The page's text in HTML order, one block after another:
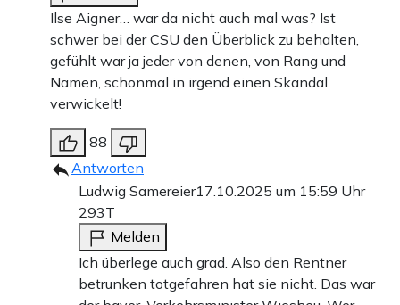
Ilse Aigner… war da nicht auch mal was? Ist
schwer bei der CSU den Überblick zu behalten,
gefühlt war ja jeder von denen, von Rang und
Namen, schonmal in irgend einen Skandal
verwickelt!
88
Antworten
Ludwig Samereier17.10.2025 um 15:59 Uhr
293T
Melden
Ich überlege auch grad. Also den Rentner
betrunken totgefahren hat sie nicht. Das war